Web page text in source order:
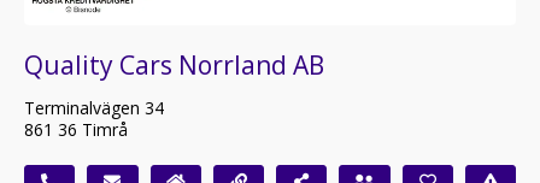
Quality Cars Norrland AB
Terminalvägen 34
861 36 Timrå